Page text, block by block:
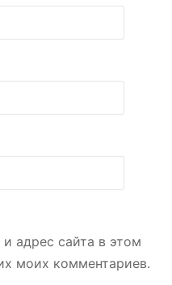
адрес сайта в этом
моих комментариев.